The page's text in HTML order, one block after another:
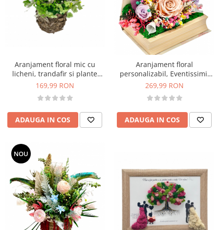
Aranjament floral mic cu
licheni, trandafir si plante
naturale criogenate si
mesteacan
169,99 RON
ADAUGA IN COS
Aranjament floral
personalizabil, Eventissimi,
cutie cadou, carte, trandafiri
multicolor
269,99 RON
ADAUGA IN COS
NOU